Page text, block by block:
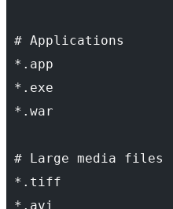
# Applications
*.app
*.exe
*.war
# Large media files
*.tiff
*.avi